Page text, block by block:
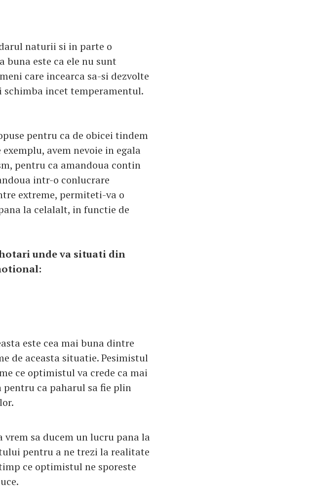
naturii si in parte o
buna este ca ele nu sunt
care incearca sa-si dezvolte
schimba incet temperamentul.
pentru ca de obicei tindem
avem nevoie in egala
pentru ca amandoua contin
intr-o conlucrare
extreme, permiteti-va o
la celalalt, in functie de
unde va situati din
este cea mai buna dintre
de aceasta situatie. Pesimistul
ce optimistul va crede ca mai
ca paharul sa fie plin
sa ducem un lucru pana la
pentru a ne trezi la realitate
ce optimistul ne sporeste